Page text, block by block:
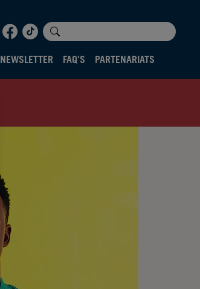
NEWSLETTER FAQ'S PARTENARIATS